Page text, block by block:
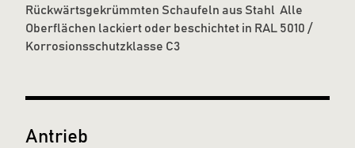
Rückwärtsgekrümmten Schaufeln aus Stahl Alle
Oberflächen lackiert oder beschichtet in RAL 5010 /
Korrosionsschutzklasse C3
Antrieb